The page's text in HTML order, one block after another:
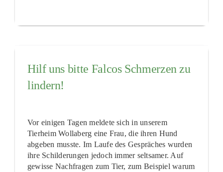
Hilf uns bitte Falcos Schmerzen zu
lindern!
Vor einigen Tagen meldete sich in unserem
Tierheim Wollaberg eine Frau, die ihren Hund
abgeben musste. Im Laufe des Gespräches wurden
ihre Schilderungen jedoch immer seltsamer. Auf
gewisse Nachfragen zum Tier, zum Beispiel warum